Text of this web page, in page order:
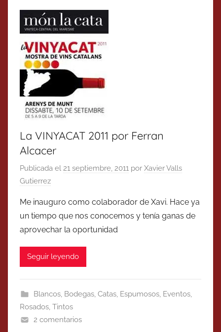
La VINYACAT 2011 por Ferran
Alcacer
Publicada el 21 septiembre, 2011 por Xavier Valls
Gutierrez
Me inauguro como colaborador de Xavi. Hace ya
un tiempo que nos conocemos y tenía ganas de
aprovechar la oportunidad
Seguir leyendo
Blancos, Bodegas, Catas, Espumosos, Eventos,
Rosados, Tintos
2 comentarios